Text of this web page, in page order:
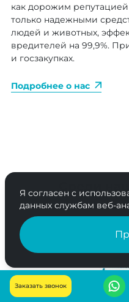
Заказать звонок
как дорожим
только надежными
людей и животных,
вредителей на 99,9%.
и госзакупках.
Подробнее о нас
Я согласен с
данных службам веб-